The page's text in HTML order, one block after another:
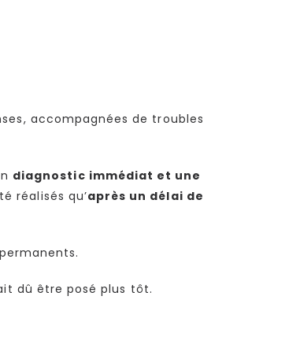
accompagnées de troubles
diagnostic immédiat et une
réalisés qu’après un délai de
dû être posé plus tôt.